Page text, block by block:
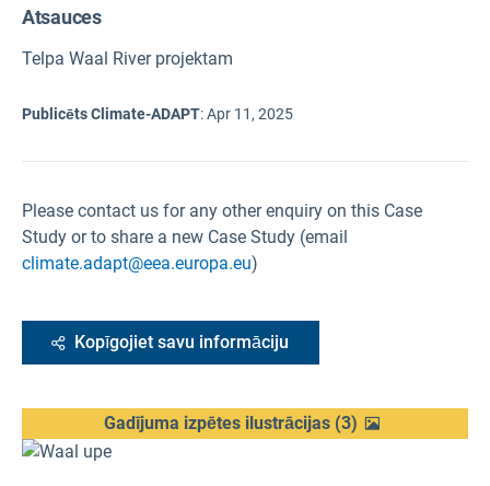
Atsauces
Telpa Waal River projektam
Publicēts Climate-ADAPT:Apr 11, 2025
Please contact us for any other enquiry on this Case
Study or to share a new Case Study (email
climate.adapt@eea.europa.eu)
Kopīgojiet savu informāciju
Gadījuma izpētes ilustrācijas(3)